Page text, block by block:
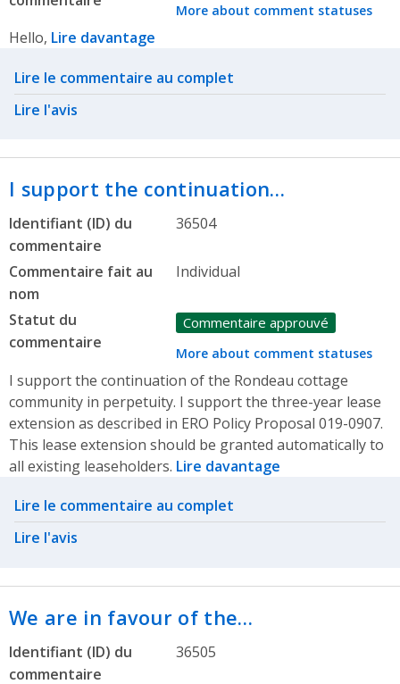
More about comment statuses
Hello, Lire davantage
Related actions
Lire le commentaire au complet
Lire l'avis
I support the continuation…
Identifiant (ID) du
commentaire
36504
Commentaire fait au
nom
Individual
Statut du
commentaire
Commentaire approuvé
More about comment statuses
I support the continuation of the Rondeau cottage
community in perpetuity. I support the three-year lease
extension as described in ERO Policy Proposal 019-0907.
This lease extension should be granted automatically to
all existing leaseholders. Lire davantage
Related actions
Lire le commentaire au complet
Lire l'avis
We are in favour of the…
Identifiant (ID) du
commentaire
36505